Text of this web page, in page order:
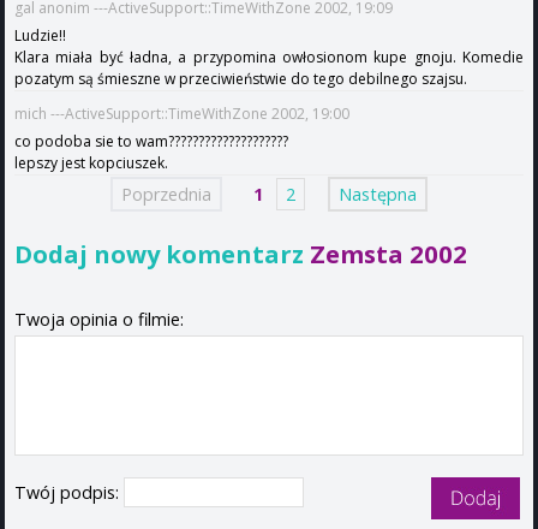
gal anonim ---ActiveSupport::TimeWithZone 2002, 19:09
Ludzie!!
Klara miała być ładna, a przypomina owłosionom kupe gnoju. Komedie
pozatym są śmieszne w przeciwieństwie do tego debilnego szajsu.
mich ---ActiveSupport::TimeWithZone 2002, 19:00
co podoba sie to wam????????????????????
lepszy jest kopciuszek.
Poprzednia 1 2 Następna
Dodaj nowy komentarz Zemsta 2002
Twoja opinia o filmie:
Twój podpis: